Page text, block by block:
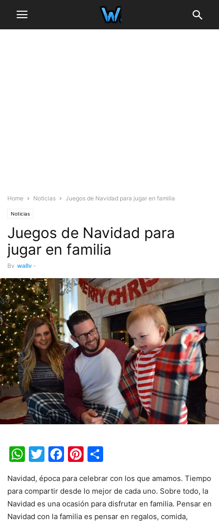
Home Noticias Juegos de Navidad para jugar en familia
Noticias
Juegos de Navidad para
jugar en familia
By wally -
WhatsApp
Twitter
Facebook
Pinterest
Navidad, época para celebrar con los que amamos. Tiempo
para compartir desde lo mejor de cada uno. Sobre todo, la
Navidad es una ocasión para disfrutar en familia. Pensar en
Navidad con la familia es pensar en regalos, comida,